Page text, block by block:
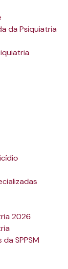
da Psiquiatria
2026
SPPSM